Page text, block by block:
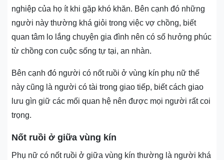
nghiệp của họ ít khi gặp khó khăn. Bên cạnh đó những
người này thường khá giỏi trong việc vợ chồng, biết
quan tâm lo lắng chuyện gia đình nên có số hưởng phúc
từ chồng con cuộc sống tự tại, an nhàn.
Bên cạnh đó người có nốt ruồi ở vùng kín phụ nữ thế
này cũng là người có tài trong giao tiếp, biết cách giao
lưu gìn giữ các mối quan hệ nên được mọi người rất coi
trọng.
Nốt ruồi ở giữa vùng kín
Phụ nữ có nốt ruồi ở giữa vùng kín thường là người khá